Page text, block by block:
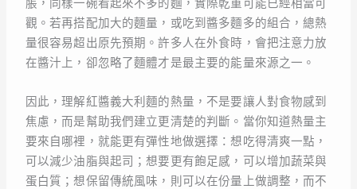
脹，同樣一碗看起來不多的麵，實際乾重可能已經相當可
觀。若再搭配加大的麵量，或吃到醬多麵多的組合，總熱
量很容易超出原先預期。許多人在外食時，會把注意力放
在醬汁上，卻忽略了麵體才是最主要的能量來源之一。
因此，理解紅醬義大利麵的熱量，不是要讓人對食物感到
焦慮，而是幫助我們建立更清楚的判斷。當你知道熱量主
要來自哪裡，就能更有彈性地做選擇：想吃得清爽一點，
可以減少油脂與起司；想要更有飽足感，可以增加蔬菜與
蛋白質；想保留傳統風味，則可以在份量上做調整，而不